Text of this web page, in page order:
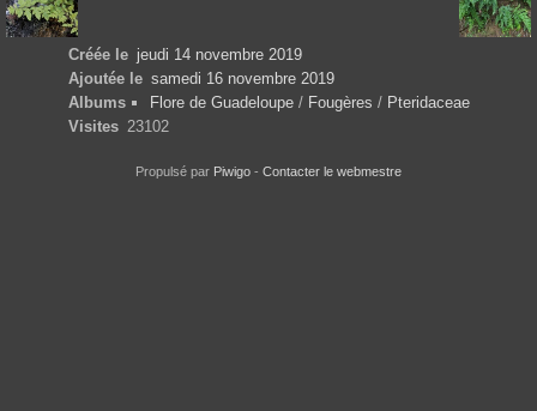
Créée le jeudi 14 novembre 2019
Ajoutée le samedi 16 novembre 2019
Albums
Flore de Guadeloupe/ Fougères / Pteridaceae
Visites 23102
Propulsé par Piwigo - Contacter le webmestre